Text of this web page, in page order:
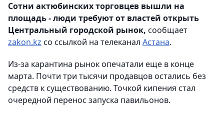
Сотни актюбинских торговцев вышли на
площадь - люди требуют от властей открыть
Центральный городской рынок, сообщает
zakon.kz со ссылкой на телеканал Астана.
Из-за карантина рынок опечатали еще в конце
марта. Почти три тысячи продавцов остались без
средств к существованию. Точкой кипения стал
очередной перенос запуска павильонов.